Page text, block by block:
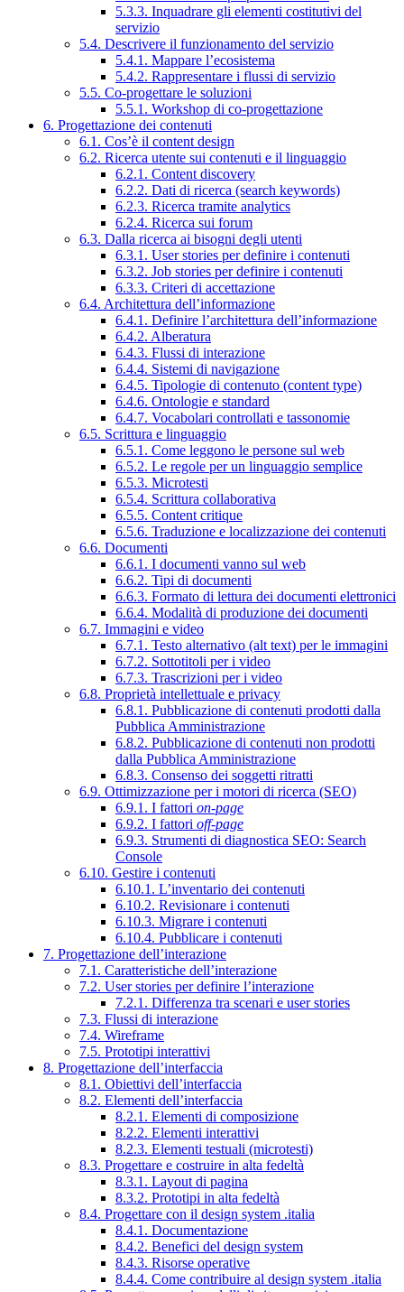
5.3.3. Inquadrare gli elementi costitutivi del
servizio
5.4. Descrivere il funzionamento del servizio
5.4.1. Mappare l’ecosistema
5.4.2. Rappresentare i flussi di servizio
5.5. Co-progettare le soluzioni
5.5.1. Workshop di co-progettazione
6. Progettazione dei contenuti
6.1. Cos’è il content design
6.2. Ricerca utente sui contenuti e il linguaggio
6.2.1. Content discovery
6.2.2. Dati di ricerca (search keywords)
6.2.3. Ricerca tramite analytics
6.2.4. Ricerca sui forum
6.3. Dalla ricerca ai bisogni degli utenti
6.3.1. User stories per definire i contenuti
6.3.2. Job stories per definire i contenuti
6.3.3. Criteri di accettazione
6.4. Architettura dell’informazione
6.4.1. Definire l’architettura dell’informazione
6.4.2. Alberatura
6.4.3. Flussi di interazione
6.4.4. Sistemi di navigazione
6.4.5. Tipologie di contenuto (content type)
6.4.6. Ontologie e standard
6.4.7. Vocabolari controllati e tassonomie
6.5. Scrittura e linguaggio
6.5.1. Come leggono le persone sul web
6.5.2. Le regole per un linguaggio semplice
6.5.3. Microtesti
6.5.4. Scrittura collaborativa
6.5.5. Content critique
6.5.6. Traduzione e localizzazione dei contenuti
6.6. Documenti
6.6.1. I documenti vanno sul web
6.6.2. Tipi di documenti
6.6.3. Formato di lettura dei documenti elettronici
6.6.4. Modalità di produzione dei documenti
6.7. Immagini e video
6.7.1. Testo alternativo (alt text) per le immagini
6.7.2. Sottotitoli per i video
6.7.3. Trascrizioni per i video
6.8. Proprietà intellettuale e privacy
6.8.1. Pubblicazione di contenuti prodotti dalla
Pubblica Amministrazione
6.8.2. Pubblicazione di contenuti non prodotti
dalla Pubblica Amministrazione
6.8.3. Consenso dei soggetti ritratti
6.9. Ottimizzazione per i motori di ricerca (SEO)
6.9.1. I fattori on-page
6.9.2. I fattori off-page
6.9.3. Strumenti di diagnostica SEO: Search
Console
6.10. Gestire i contenuti
6.10.1. L’inventario dei contenuti
6.10.2. Revisionare i contenuti
6.10.3. Migrare i contenuti
6.10.4. Pubblicare i contenuti
7. Progettazione dell’interazione
7.1. Caratteristiche dell’interazione
7.2. User stories per definire l’interazione
7.2.1. Differenza tra scenari e user stories
7.3. Flussi di interazione
7.4. Wireframe
7.5. Prototipi interattivi
8. Progettazione dell’interfaccia
8.1. Obiettivi dell’interfaccia
8.2. Elementi dell’interfaccia
8.2.1. Elementi di composizione
8.2.2. Elementi interattivi
8.2.3. Elementi testuali (microtesti)
8.3. Progettare e costruire in alta fedeltà
8.3.1. Layout di pagina
8.3.2. Prototipi in alta fedeltà
8.4. Progettare con il design system .italia
8.4.1. Documentazione
8.4.2. Benefici del design system
8.4.3. Risorse operative
8.4.4. Come contribuire al design system .italia